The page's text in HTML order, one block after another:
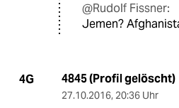
@Rudolf Fissner:
Jemen?
4G 4845 (Profil gelöscht)
27.10.2016, 20:36 Uhr